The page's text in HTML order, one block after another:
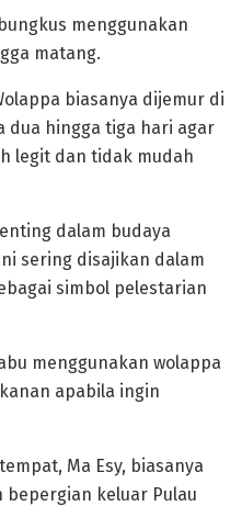
menggunakan
matang.
biasanya dijemur di
dua hingga tiga hari agar
legit dan tidak mudah
dalam budaya
sering disajikan dalam
simbol pelestarian
menggunakan wolappa
apabila ingin
Ma Esy, biasanya
bepergian keluar Pulau